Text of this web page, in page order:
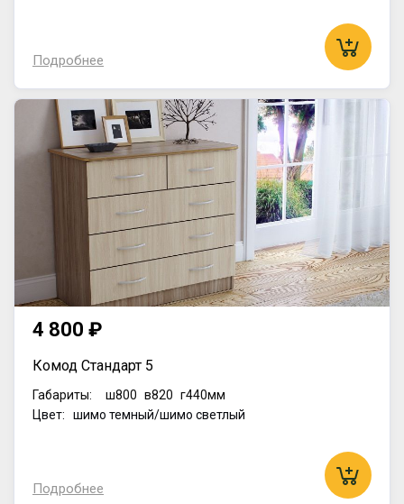
Подробнее
4 800 ₽
Комод Стандарт 5
Габариты: ш800 в820 г440мм
Цвет: шимо темный/шимо светлый
Подробнее